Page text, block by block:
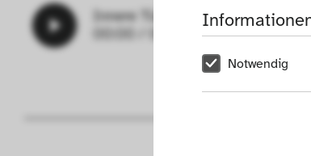
Notwendig
Innere Tür schliessen
00:00